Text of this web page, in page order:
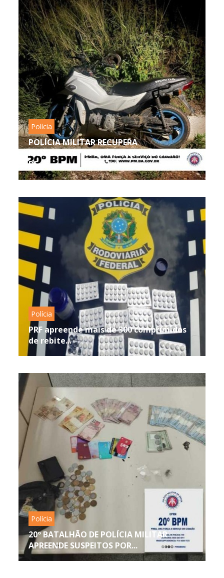
Polícia
POLÍCIA MILITAR RECUPERA
MOTOCICLETA FURTADA NO MUNICÍPIO
DE...
Polícia
PRF apreende mais de 300 comprimidos
de rebite...
Polícia
20º BATALHÃO DE POLÍCIA MILITAR
APREENDE SUSPEITOS POR...